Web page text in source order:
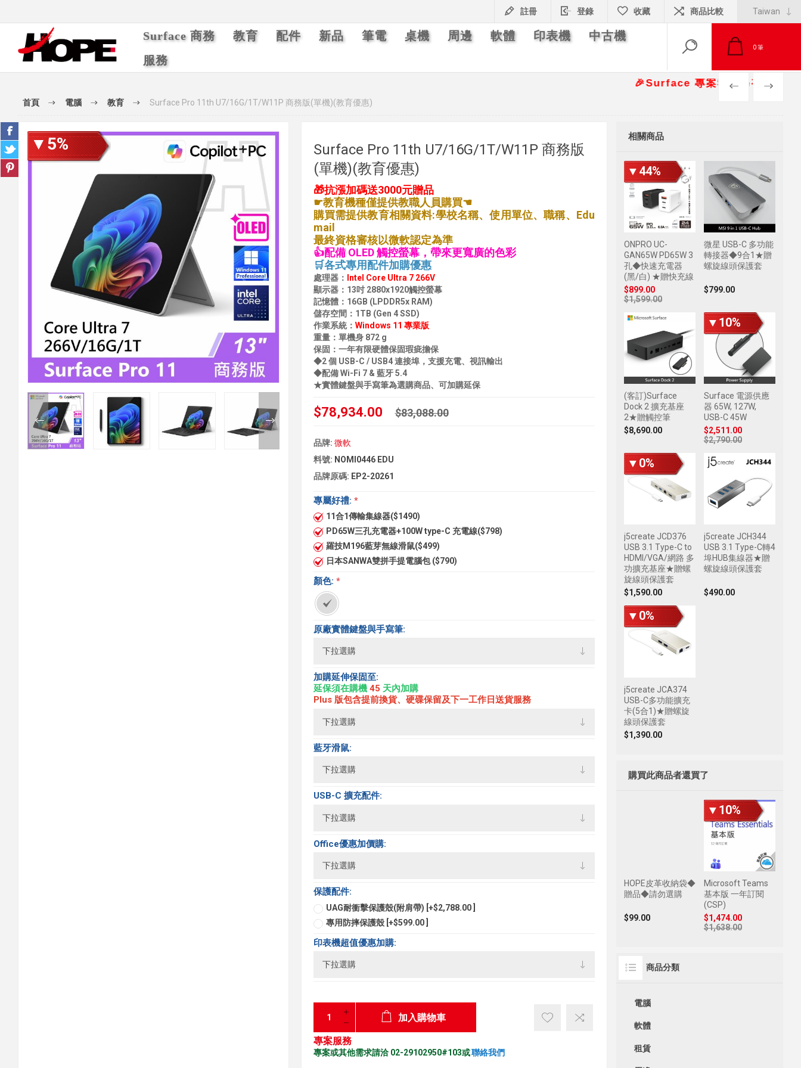
註冊 登錄 收藏 商品比較
Surface 商務 教育 配件 新品 筆電 桌機 周邊 軟體 印表機
中古機
服務
0筆
🎉Surface 專案報價另有優惠折扣
首頁 電腦 教育 Surface Pro 11th U7/16G/1T/W11P 商務版(單機)(教育優惠)
PREV NEXT
▼5%
Surface Pro 11th U7/16G/1T/W11P 商務版
(單機)(教育優惠)
🎁抗漲加碼送3000元贈品
☛教育機種僅提供教職人員購買☚
購買需提供教育相關資料:學校名稱、使用單位、職稱、Edu
mail
最終資格審核以微軟認定為準
👍配備 OLED 觸控螢幕，帶來更寬廣的色彩
🛒各式專用配件加購優惠
處理器：
Intel Core Ultra 7 266V
顯示器：13吋 2880x1920觸控螢幕
記憶體：16GB (LPDDR5x RAM)
儲存空間：1TB (Gen 4 SSD)
作業系統： Windows 11 專業版
重量：單機身 872 g
保固：一年有限硬體保固瑕疵擔保
◆2 個 USB-C / USB4 連接埠，支援充電、視訊輸出
◆配備 Wi-Fi 7 & 藍牙 5.4
★實體鍵盤與手寫筆為選購商品、可加購延保
$78,934.00 $83,088.00
品牌: 微軟
料號: NOMI0446 EDU
品牌原碼: EP2-20261
專屬好禮: *
11合1傳輸集線器($1490)
PD65W三孔充電器+100W type-C 充電線($798)
羅技M196藍芽無線滑鼠($499)
日本SANWA雙拼手提電腦包 ($790)
顏色: *
原廠實體鍵盤與手寫筆:
加購延伸保固至:
延保須在購機 45 天內加購
Plus 版包含提前換貨、硬碟保留及下一工作日送貨服務
藍牙滑鼠:
USB-C 擴充配件:
Office優惠加價購:
保護配件:
UAG耐衝擊保護殼(附肩帶) [+$2,788.00 ]
專用防摔保護殼 [+$599.00 ]
印表機超值優惠加購:
加入購物車
專案服務
專案或其他需求請洽 02-29102950#103或聯絡我們
相關商品
▼44%
ONPRO UC-
GAN65W PD65W 3
孔◆快速充電器
(黑/白) ★贈快充線
$899.00
$1,599.00
微星 USB-C 多功能
轉接器◆9合1★贈
螺旋線頭保護套
$799.00
(客訂)Surface
Dock 2 擴充基座
2★贈觸控筆
$8,690.00
▼10%
Surface 電源供應
器 65W, 127W,
USB-C 45W
$2,511.00
$2,790.00
▼0%
j5create JCD376
USB 3.1 Type-C to
HDMI/VGA/網路 多
功擴充基座★贈螺
旋線頭保護套
$1,590.00
j5create JCH344
USB 3.1 Type-C轉4
埠HUB集線器★贈
螺旋線頭保護套
$490.00
▼0%
j5create JCA374
USB-C多功能擴充
卡(5合1)★贈螺旋
線頭保護套
$1,390.00
購買此商品者還買了
HOPE皮革收納袋◆
贈品◆請勿選購
$99.00
▼10%
Microsoft Teams
基本版 一年訂閱
(CSP)
$1,474.00
$1,638.00
商品分類
電腦
軟體
租賃